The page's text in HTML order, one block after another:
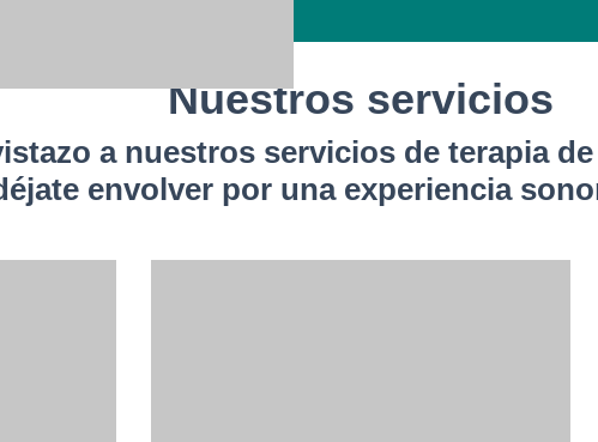
Nuestros servicios
a nuestros servicios de terapia
envolver por una experiencia